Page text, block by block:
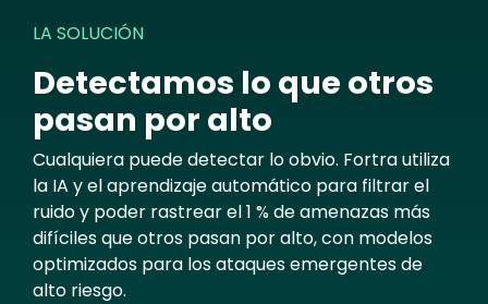
LA SOLUCIÓN
Detectamos lo que otros
pasan por alto
Cualquiera puede detectar lo obvio. Fortra utiliza
la IA y el aprendizaje automático para filtrar el
ruido y poder rastrear el 1 % de amenazas más
difíciles que otros pasan por alto, con modelos
optimizados para los ataques emergentes de
alto riesgo.